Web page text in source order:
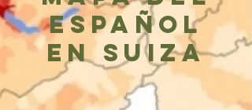
español
en Suiza